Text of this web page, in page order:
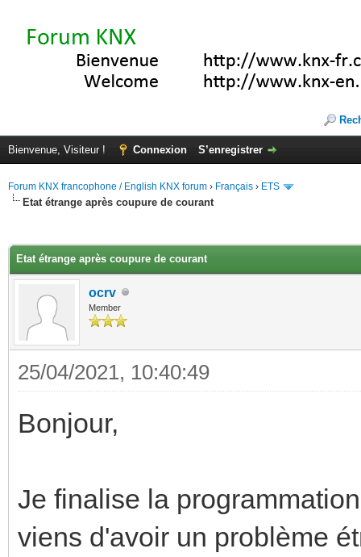
Bienvenue, Visiteur ! Connexion S’enregistrer
Forum KNX francophone / English KNX forum › Français › ETS
Etat étrange après coupure de courant
Etat étrange après coupure de courant
ocrv
Member
25/04/2021, 10:40:49
Bonjour,
Je finalise la
viens d'avoir un problème